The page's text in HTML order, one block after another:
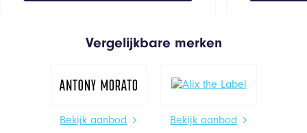
Vergelijkbare merken
Bekijk aanbod Bekijk aanbod